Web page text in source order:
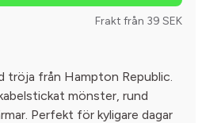
Frakt från 39 SEK
tröja från Hampton Republic.
mönster, rund
Perfekt för kyligare dagar